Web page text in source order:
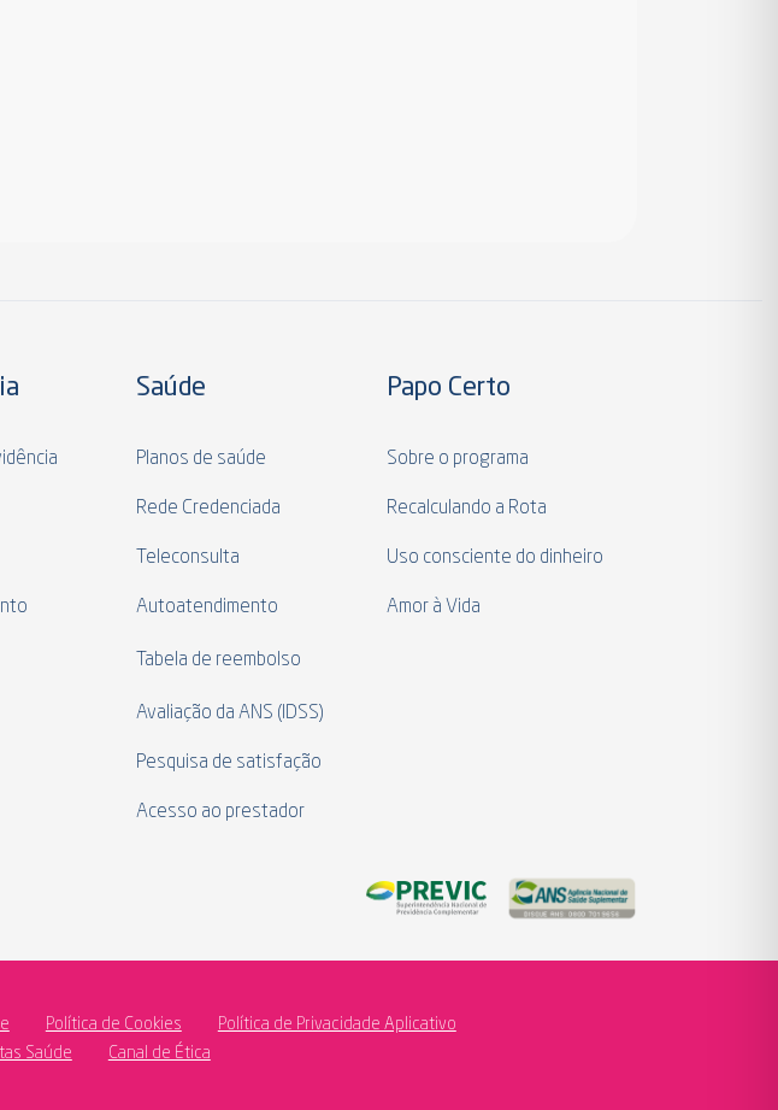
Saúde
Planos de saúde
Rede Credenciada
Teleconsulta
Autoatendimento
Tabela de reembolso
Avaliação da ANS (IDSS)
Pesquisa de satisfação
Acesso ao prestador
Papo Certo
Sobre o programa
Recalculando a Rota
Uso consciente do dinheiro
Amor à Vida
Política de Cookies
Política de Privacidade Aplicativo
Saúde
Canal de Ética